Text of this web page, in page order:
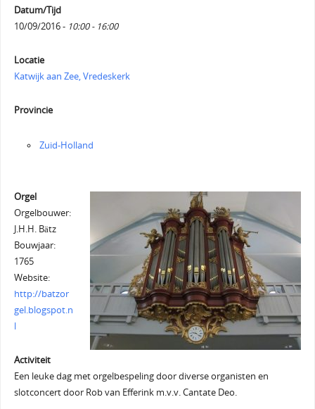
Datum/Tijd
10/09/2016 - 10:00 - 16:00
Locatie
Katwijk aan Zee, Vredeskerk
Provincie
Zuid-Holland
Orgel
Orgelbouwer:
J.H.H. Bätz
Bouwjaar:
1765
Website:
http://batzor
gel.blogspot.n
l
Activiteit
Een leuke dag met orgelbespeling door diverse organisten en
slotconcert door Rob van Efferink m.v.v. Cantate Deo.